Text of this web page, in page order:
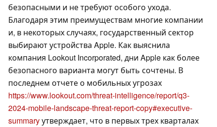
безопасными и не требуют особого ухода.
Благодаря этим преимуществам многие компании
и, в некоторых случаях, государственный сектор
выбирают устройства Apple. Как выяснила
компания Lookout Incorporated, дни Apple как более
безопасного варианта могут быть сочтены. В
последнем отчете о мобильных угрозах
https://www.lookout.com/threat-intelligence/report/q3-
2024-mobile-landscape-threat-report-copy#executive-
summaryутверждает, что в первых трех кварталах